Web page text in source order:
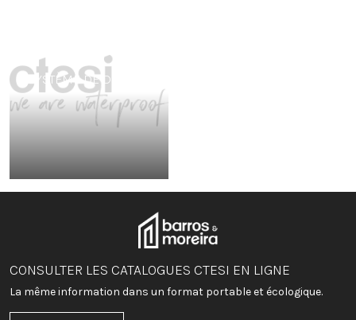
SYSTÈME DE DOUCHE
CONSULTER LES CATALOGUES CTESI EN LIGNE
La même information dans un format portable et écologique.